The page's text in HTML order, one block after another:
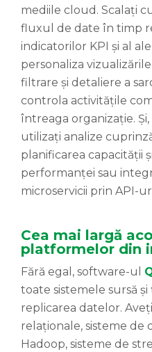
mediile cloud. Scalați
fluxul de date în timp
indicatorilor KPI și al
personaliza
filtrare și detaliere a
controla activitățile
întreaga organizație.
utilizați analize
planificarea capacității
performanței sau
microservicii prin API-
Cea mai largă
platformelor din
Fără egal, software-ul
toate sistemele sursă
replicarea datelor.
relaționale, sisteme de
Hadoop, sisteme de